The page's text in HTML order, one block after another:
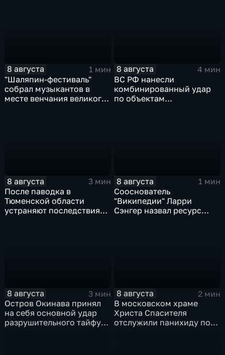
8 августа
1 мин
"Шаляпин‑фестиваль"
собрал музыкантов в
месте венчания великого
8 августа
4 мин
ВС РФ нанесли
комбинированный удар
по объектам
8 августа
3 мин
После паводка в
Тюменской области
устраняют последствия
8 августа
1 мин
Сооснователь
"Википедии" Ларри
Сэнгер назвал ресурс
8 августа
3 мин
Остров Окинава принял
на себя основной удар
разрушительного тайфуна
8 августа
2 мин
В московском храме
Христа Спасителя
отслужили панихиду по